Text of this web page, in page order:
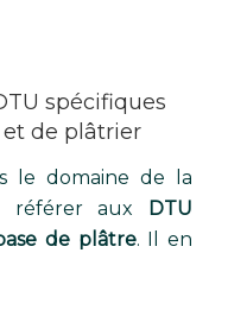
spécifiques
de plâtrier
le domaine de la
référer aux
DTU
de plâtre. Il en